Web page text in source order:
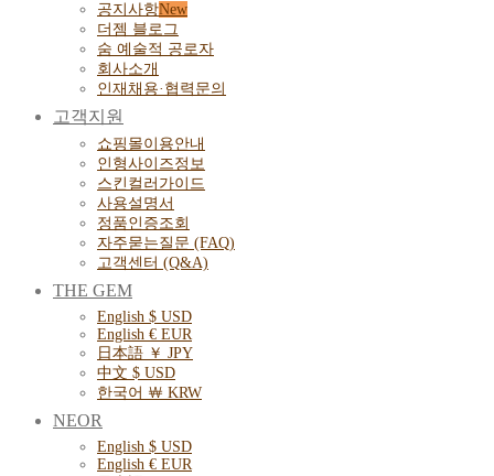
공지사항
더젬 블로그
숨 예술적 공로자
회사소개
인재채용·협력문의
고객지원
쇼핑몰이용안내
인형사이즈정보
스킨컬러가이드
사용설명서
정품인증조회
자주묻는질문 (FAQ)
고객센터 (Q&A)
THE GEM
English $ USD
English € EUR
日本語 ￥ JPY
中文 $ USD
한국어 ￦ KRW
NEOR
English $ USD
English € EUR